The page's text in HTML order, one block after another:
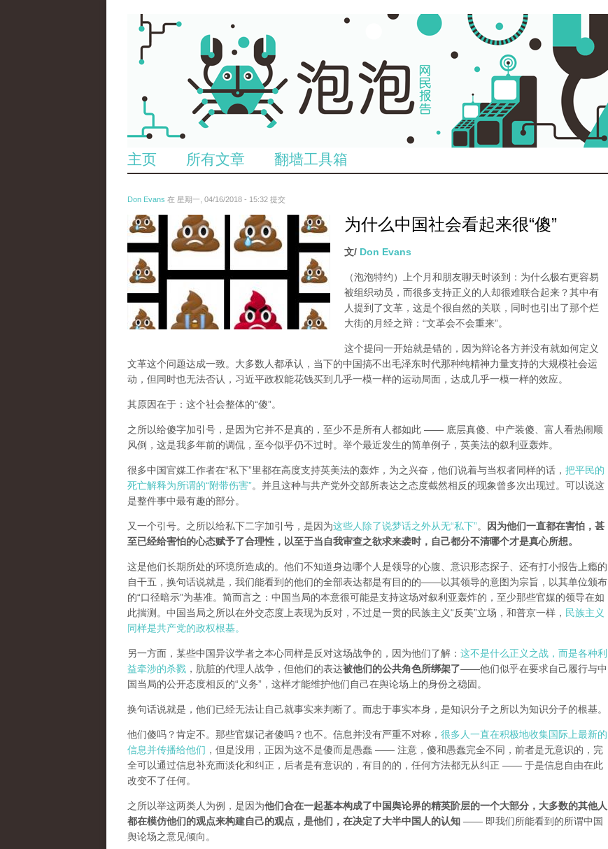
主页 所有文章 翻墙工具箱
Don Evans 在 星期一, 04/16/2018 - 15:32 提交
wechatimg1053.jpeg 为什么中国社会看起来很“傻”
文/ Don Evans
（泡泡特约）
上个月和朋友聊天时谈到：为什么极右更容易
被组织动员，而很多支持正义的人却很难联合起来？其中有
人提到了文革，这是个很自然的关联，同时也引出了那个烂
大街的月经之辩：“文革会不会重来”。
这个提问一开始就是错的，因为辩论各方并没有就如何定义
文革这个问题达成一致。大多数人都承认，当下的中国搞不出毛泽东时代那种纯精神力量支持的大规模社会运
动，但同时也无法否认，习近平政权能花钱买到几乎一模一样的运动局面，达成几乎一模一样的效应。
其原因在于：这个社会整体的“傻”。
之所以给傻字加引号，是因为它并不是真的，至少不是所有人都如此 —— 底层真傻、中产装傻、富人看热闹顺
风倒，这是我多年前的调侃，至今似乎仍不过时。举个最近发生的简单例子，英美法的叙利亚轰炸。
很多中国官媒工作者在“私下”里都在高度支持英美法的轰炸，为之兴奋，他们说着与当权者同样的话， 把平民的
死亡解释为所谓的“附带伤害”。并且这种与共产党外交部所表达之态度截然相反的现象曾多次出现过。可以说这
是整件事中最有趣的部分。
又一个引号。之所以给私下二字加引号，是因为这些人除了说梦话之外从无“私下”。
因为他们一直都在害怕，甚
至已经给害怕的心态赋予了合理性，以至于当自我审查之欲求来袭时，自己都分不清哪个才是真心所想。
这是他们长期所处的环境所造成的。他们不知道身边哪个人是领导的心腹、意识形态探子、还有打小报告上瘾的
自干五，换句话说就是，我们能看到的他们的全部表达都是有目的的——以其领导的意图为宗旨，以其单位颁布
的“口径暗示”为基准。简而言之：中国当局的本意很可能是支持这场对叙利亚轰炸的，至少那些官媒的领导在如
此揣测。中国当局之所以在外交态度上表现为反对，不过是一贯的民族主义“反美”立场，和普京一样， 民族主义
同样是共产党的政权根基。
另一方面，某些中国异议学者之本心同样是反对这场战争的，因为他们了解： 这不是什么正义之战，而是各种利
益牵涉的杀戮 ，肮脏的代理人战争，但他们的表达被他们的公共角色所绑架了——他们似乎在要求自己履行与中
国当局的公开态度相反的“义务”，这样才能维护他们自己在舆论场上的身份之稳固。
换句话说就是，他们已经无法让自己就事实来判断了。而忠于事实本身，是知识分子之所以为知识分子的根基。
他们傻吗？肯定不。那些官媒记者傻吗？也不。信息并没有严重不对称， 很多人一直在积极地收集国际上最新的
信息并传播给他们 ，但是没用，正因为这不是傻而是愚蠢 —— 注意，傻和愚蠢完全不同，前者是无意识的，完
全可以通过信息补充而淡化和纠正，后者是有意识的，有目的的，任何方法都无从纠正 —— 于是信息自由在此
改变不了任何。
之所以举这两类人为例，是因为他们合在一起基本构成了中国舆论界的精英阶层的一个大部分，大多数的其他人
都在模仿他们的观点来构建自己的观点，是他们，在决定了大半中国人的认知 —— 即我们所能看到的所谓中国
舆论场之意见倾向。